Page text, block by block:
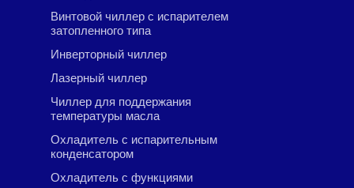
Винтовой чиллер с испарителем
затопленного типа
Инверторный чиллер
Лазерный чиллер
Чиллер для поддержания
температуры масла
Охладитель с испарительным
конденсатором
Охладитель с функциями